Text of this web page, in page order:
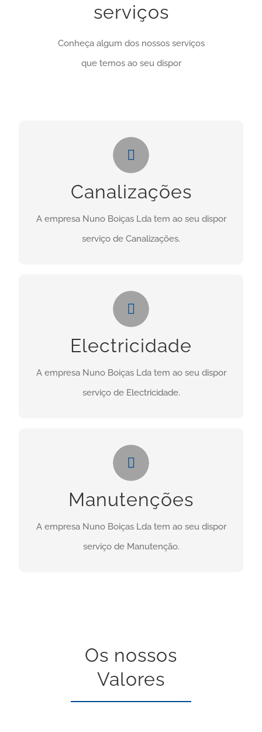
serviços
Conheça algum dos nossos serviços
que temos ao seu dispor
Canalizações
A empresa Nuno Boiças Lda tem ao seu dispor
serviço de Canalizações.
Canalizações
Necessita deste serviços? Clique no botão
abaixo:
CONTACTO
Electricidade
A empresa Nuno Boiças Lda tem ao seu dispor
serviço de Electricidade.
Electricidade
Necessita deste serviço? Clique no botão abaixo:
Manutenções
A empresa Nuno Boiças Lda tem ao seu dispor
serviço de Manutenção.
Manutenções
Necessita deste serviço? Clique no botão abaixo:
CONTACTO
Os nossos
Valores